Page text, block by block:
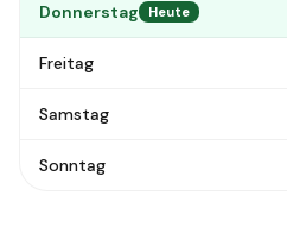
Donnerstag Heute
Freitag
Samstag
Sonntag